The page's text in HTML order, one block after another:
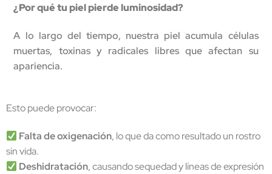
¿Por qué tu piel pierde luminosidad?
A lo largo del tiempo, nuestra piel acumula células
muertas, toxinas y radicales libres que afectan su
apariencia.
Esto puede provocar:
Falta de oxigenación, lo que da como resultado un rostro
sin vida.
Deshidratación, causando sequedad y líneas de expresión